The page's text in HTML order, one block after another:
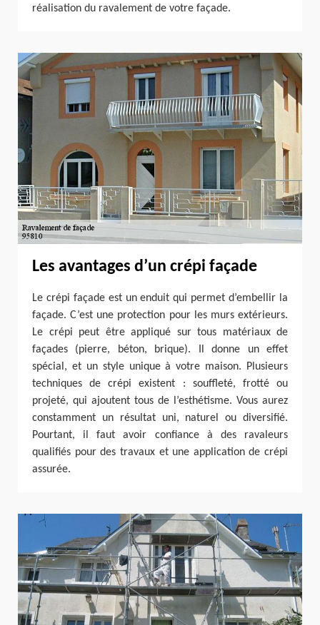
réalisation du ravalement de votre façade.
Les avantages d’un crépi façade
Le crépi façade est un enduit qui permet d’embellir la
façade. C’est une protection pour les murs extérieurs.
Le crépi peut être appliqué sur tous matériaux de
façades (pierre, béton, brique). Il donne un effet
spécial, et un style unique à votre maison. Plusieurs
techniques de crépi existent : souffleté, frotté ou
projeté, qui ajoutent tous de l’esthétisme. Vous aurez
constamment un résultat uni, naturel ou diversifié.
Pourtant, il faut avoir confiance à des ravaleurs
qualifiés pour des travaux et une application de crépi
assurée.